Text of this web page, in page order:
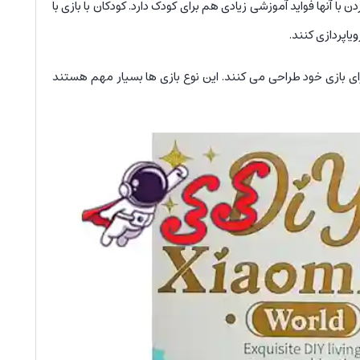
آنها فواید آموزشی زیادی هم برای کودک دارد. کودکان با بازی با
کنند.
بازی خود طراحی می کنند. این نوع بازی ها بسیار مهم هستند